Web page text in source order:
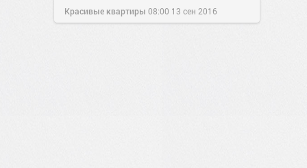
Красивые квартиры 08:00 13 сен 2016